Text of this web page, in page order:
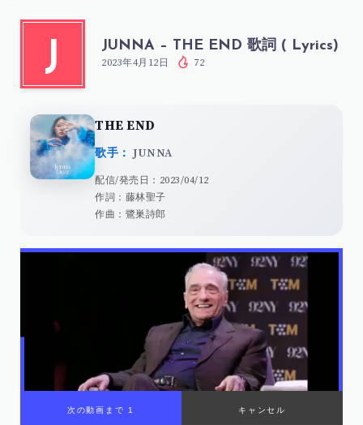
J JUNNA – THE END 歌詞 ( Lyrics)
2023年4月12日 72
THE END
歌手： JUNNA
配信/発売日：2023/04/12
作詞：藤林聖子
作曲：鷺巣詩郎
00:00/ 01:08